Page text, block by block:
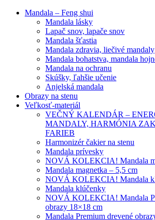
Mandala – Feng shui
Mandala lásky
Lapač snov, lapače snov
Mandala šťastia
Mandala zdravia, liečivé mandaly
Mandala bohatstva, mandala
Mandala na ochranu
Skúšky, ľahšie učenie
Anjelská mandala
Obrazy na stenu
Veľkosť-materiál
VEČNÝ KALENDÁR –
MANDALY, HARMÓNIA
FARIEB
Harmonizér čakier na stenu
Mandala prívesky
NOVÁ KOLEKCIA! Mandala
Mandala magnetka – 5,5 cm
NOVÁ KOLEKCIA! Mandala
Mandala klúčenky
NOVÁ KOLEKCIA! Mandala
obrazy 18×18 cm
Mandala Premium drevené